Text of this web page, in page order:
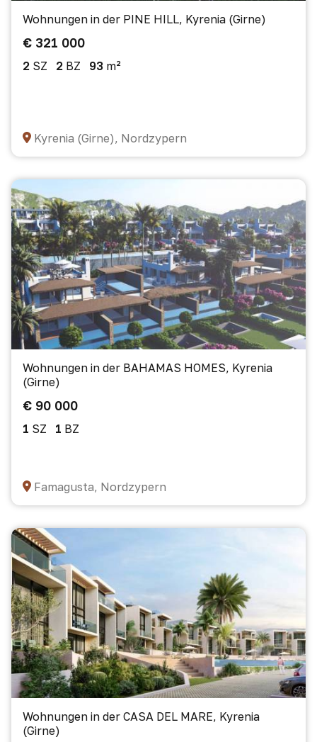
Wohnungen in der PINE HILL, Kyrenia (Girne)
€ 321 000
2 SZ 2 BZ 93 m²
Kyrenia (Girne), Nordzypern
Wohnungen in der BAHAMAS HOMES, Kyrenia
(Girne)
€ 90 000
1 SZ 1 BZ
Famagusta, Nordzypern
Wohnungen in der CASA DEL MARE, Kyrenia
(Girne)